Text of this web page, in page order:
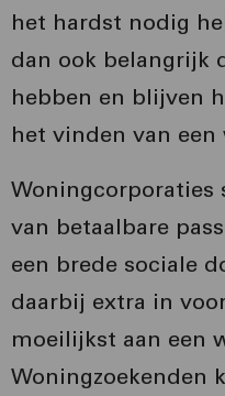
het hardst nodig
dan ook belangrijk
hebben en blijven
het vinden van een
Woningcorporaties
van betaalbare
een brede sociale
daarbij extra in
moeilijkst aan een
Woningzoekenden